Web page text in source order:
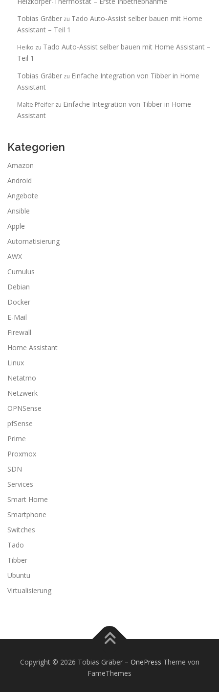
Tobias Gräber zu Tado Auto-Assist selber bauen mit Home
Assistant – Teil 1
Heiko zu Tado Auto-Assist selber bauen mit Home Assistant –
Teil 1
Tobias Gräber zu Einfache Integration von Tibber in Home
Assistant
Malte Pfeifer zu Einfache Integration von Tibber in Home
Assistant
Kategorien
Amazon
Android
Angebote
Ansible
Apple
Automatisierung
AWX
Cumulus
Debian
Docker
E-Mail
Firewall
Home Assistant
Linux
Netatmo
Netzwerk
OPNSense
pfSense
Prime
Proxmox
SDN
Services
Smart Home
Smartphone
Switches
Tado
Tibber
Ubuntu
Virtualisierung
Copyright © 2026 Tobias Gräber – OnePress Theme von
FameThemes